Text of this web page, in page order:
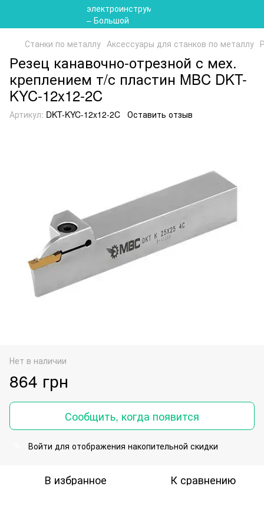
Станки по металлу Аксессуары для станков по металлу
Резец канавочно-отрезной с мех.
креплением т/с пластин MBC DKT-
KYC-12x12-2C
Артикул: DKT-KYC-12x12-2C Оставить отзыв
Нет в наличии
864 грн
Сообщить, когда появится
Войти для отображения накопительной скидки
В избранное К сравнению